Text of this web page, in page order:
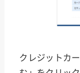
クレジットカ